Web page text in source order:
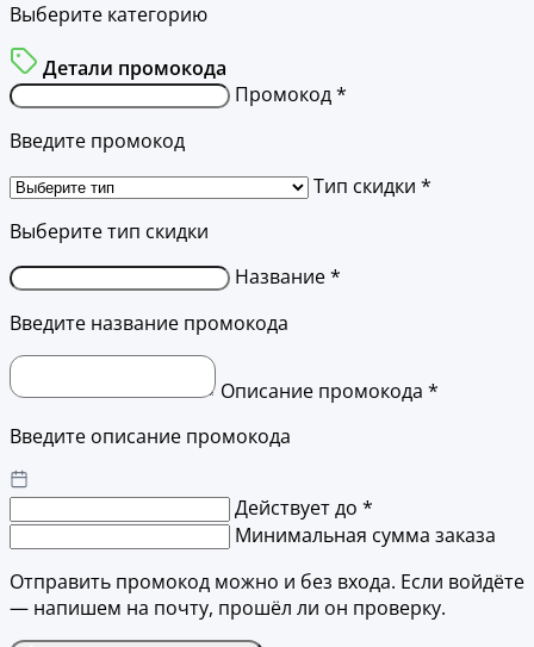
Выберите категорию
Детали промокода
Промокод *
Введите промокод
Тип скидки *
Выберите тип скидки
Название *
Введите название промокода
Описание промокода *
Введите описание промокода
Действует до *
Минимальная сумма заказа
Отправить промокод можно и без входа. Если войдёте
— напишем на почту, прошёл ли он проверку.